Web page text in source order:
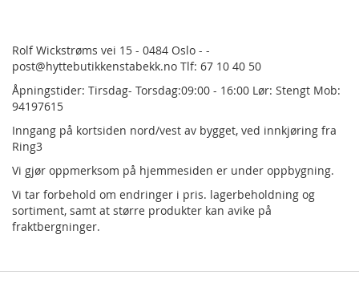
Rolf Wickstrøms vei 15 - 0484 Oslo - -
post@hyttebutikkenstabekk.no Tlf: 67 10 40 50
Åpningstider: Tirsdag- Torsdag:09:00 - 16:00 Lør: Stengt Mob:
94197615
Inngang på kortsiden nord/vest av bygget, ved innkjøring fra
Ring3
Vi gjør oppmerksom på hjemmesiden er under oppbygning.
Vi tar forbehold om endringer i pris. lagerbeholdning og
sortiment, samt at større produkter kan avike på
fraktbergninger.